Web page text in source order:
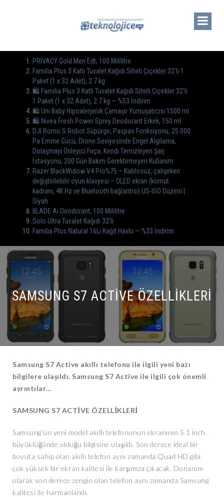
PRIVACY Gold Men Edt, 100 Mililitre
Familia Plus 3 Katlı Tuvalet Kağıdı Sihirli Çiçekler 32’li 1
Paket (1 x 32 Adet), 2.7 kg
🛍️ Familia Plus 3 Katlı Tuvalet Kağıdı Sihirli Çiçekler 32’li
1 Paket (1 x 32 Adet), 2.7 kg — %53 İndirim
🛍️ Uni Baby Hipoalerjenik Çamaşır Yumuşatıcısı 1500 ml
🛍️ Nivea Fresh Power Sprey Deodorant Erkek, 150 ml
DJI Romo S Robot Süpürge, Paspas Fonksiyonu, 25.000
Pa Emme Gücü, Drone Seviyesinde Engel Algılama,
Dolaşmayı Önleyici Fırça, Kendi Temizleyen Şarj
İstasyonu, 200 Gün Bakım Gerektirmeyen Kullanım
Razer BlackWidow V4 Pro%75 – Kablosuz, çalışırken
değiştirilebilir oyun klavyesi – OLED ekran (komut
kadranı, 4K Hz ve Bluetooth bağlantısı) US-ISO Düzeni |
Siyah
BLADE Ai Deodorant, 150 Mililitre
Solo Ultra Tuvalet Kağıdı 32’li
Familia Plus Natural 16Lı Kağıt Havlu — %33 İndirim
SAMSUNG S7 ACTIVE ÖZELLIKLERI
Samsung S7 Active akıllı telefonu ile ilgili yeni bazı
bilgilere ulaşıldı. Samsung S7 Active ile ilgili çok önemli
ayrıntılar…
SAMSUNG S7 ACTİVE ÖZELLİKLERİ
Samsung’un yeni model akıllı telefonunun ekranının 5.1 inch
büyüklüğünde olduğu bilgisine ulaşıldı. Son derece ideal bir
boyuta sahip olan akıllı telefon aynı zamanda Quad HD gibi
çok yüksek bir ekran kalitesi ile karşımıza çıkacak. Donanım
olarak son derece zengin olan telefon aynı zamanda Samsung
kalitesi ile harmanlandı.